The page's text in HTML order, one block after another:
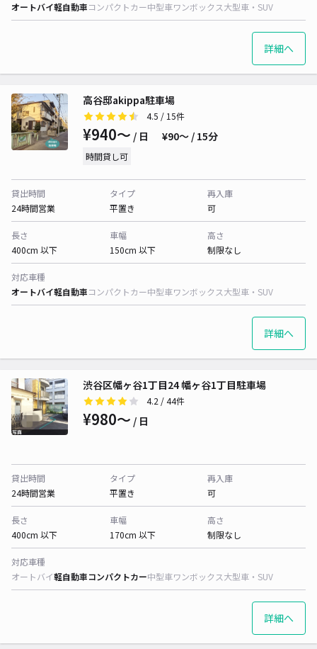
オートバイ軽自動車コンパクトカー中型車ワンボックス大型車・SUV
詳細へ
高谷邸akippa駐車場
4.5 / 15件
¥940〜 / 日 ¥90〜 / 15分
時間貸し可
貸出時間
24時間営業
タイプ
平置き
再入庫
可
長さ
400cm 以下
車幅
150cm 以下
高さ
制限なし
対応車種
オートバイ軽自動車コンパクトカー中型車ワンボックス大型車・SUV
詳細へ
渋谷区幡ヶ谷1丁目24 幡ヶ谷1丁目駐車場
4.2 / 44件
¥980〜 / 日
貸出時間
24時間営業
タイプ
平置き
再入庫
可
長さ
400cm 以下
車幅
170cm 以下
高さ
制限なし
対応車種
オートバイ軽自動車コンパクトカー中型車ワンボックス大型車・SUV
詳細へ